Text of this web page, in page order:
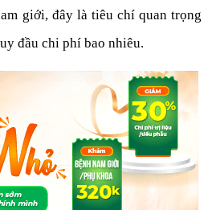
giới, đây là tiêu chí quan trọng
đầu chi phí bao nhiêu.